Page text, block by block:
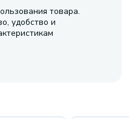
товара.
удобство и